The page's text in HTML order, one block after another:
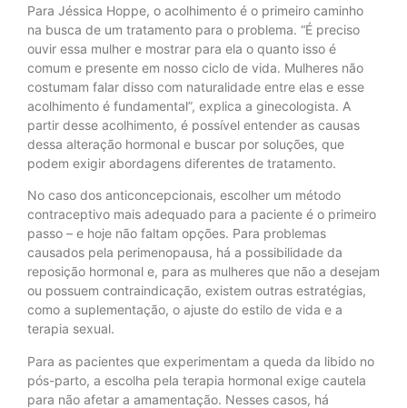
Para Jéssica Hoppe, o acolhimento é o primeiro caminho
na busca de um tratamento para o problema. “É preciso
ouvir essa mulher e mostrar para ela o quanto isso é
comum e presente em nosso ciclo de vida. Mulheres não
costumam falar disso com naturalidade entre elas e esse
acolhimento é fundamental”, explica a ginecologista. A
partir desse acolhimento, é possível entender as causas
dessa alteração hormonal e buscar por soluções, que
podem exigir abordagens diferentes de tratamento.
No caso dos anticoncepcionais, escolher um método
contraceptivo mais adequado para a paciente é o primeiro
passo – e hoje não faltam opções. Para problemas
causados pela perimenopausa, há a possibilidade da
reposição hormonal e, para as mulheres que não a desejam
ou possuem contraindicação, existem outras estratégias,
como a suplementação, o ajuste do estilo de vida e a
terapia sexual.
Para as pacientes que experimentam a queda da libido no
pós-parto, a escolha pela terapia hormonal exige cautela
para não afetar a amamentação. Nesses casos, há